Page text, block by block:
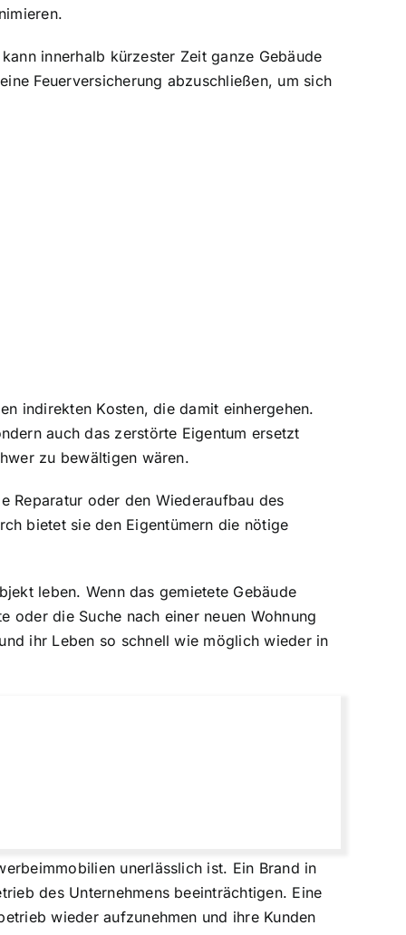
innerhalb kürzester Zeit ganze Gebäude
Feuerversicherung abzuschließen, um sich
indirekten Kosten, die damit einhergehen.
auch das zerstörte Eigentum ersetzt
zu bewältigen wären.
Reparatur oder den Wiederaufbau des
bietet sie den Eigentümern die nötige
leben. Wenn das gemietete Gebäude
oder die Suche nach einer neuen Wohnung
ihr Leben so schnell wie möglich wieder in
unerlässlich ist. Ein Brand in
des Unternehmens beeinträchtigen. Eine
wieder aufzunehmen und ihre Kunden